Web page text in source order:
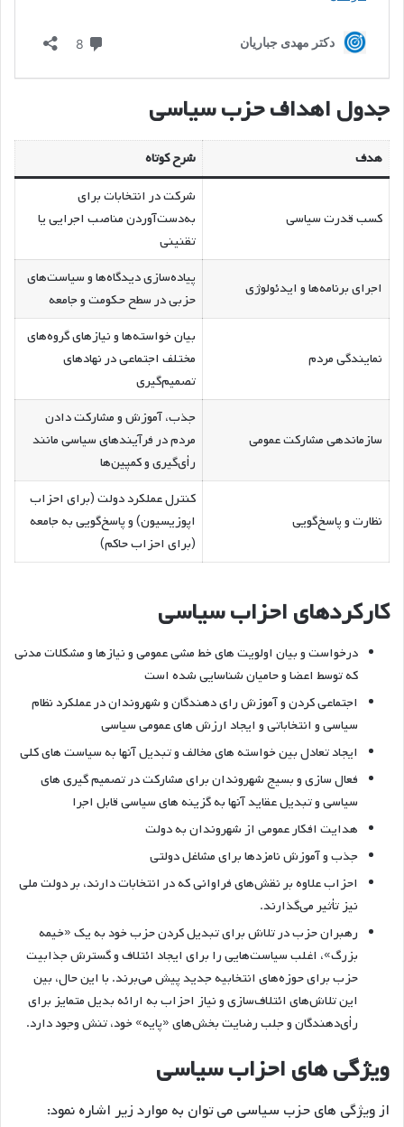
جدول اهداف حزب سیاسی
هدف شرح کوتاه
کسب قدرت سیاسی
شرکت در انتخابات برای
به‌دست‌آوردن مناصب اجرایی یا
تقنینی
اجرای برنامه‌ها و ایدئولوژی
پیاده‌سازی دیدگاه‌ها و سیاست‌های
حزبی در سطح حکومت و جامعه
نمایندگی مردم
بیان خواسته‌ها و نیازهای گروه‌های
مختلف اجتماعی در نهادهای
تصمیم‌گیری
سازماندهی مشارکت عمومی
جذب، آموزش و مشارکت دادن
مردم در فرآیندهای سیاسی مانند
رأی‌گیری و کمپین‌ها
نظارت و پاسخ‌گویی
کنترل عملکرد دولت (برای احزاب
اپوزیسیون) و پاسخ‌گویی به جامعه
(برای احزاب حاکم)
کارکردهای احزاب سیاسی
درخواست و بیان اولویت های خط مشی عمومی و نیازها و مشکلات مدنی
که توسط اعضا و حامیان شناسایی شده است
اجتماعی کردن و آموزش رای دهندگان و شهروندان در عملکرد نظام
سیاسی و انتخاباتی و ایجاد ارزش های عمومی سیاسی
ایجاد تعادل بین خواسته های مخالف و تبدیل آنها به سیاست های کلی
فعال سازی و بسیج شهروندان برای مشارکت در تصمیم گیری های
سیاسی و تبدیل عقاید آنها به گزینه های سیاسی قابل اجرا
هدایت افکار عمومی از شهروندان به دولت
جذب و آموزش نامزدها برای مشاغل دولتی
احزاب علاوه بر نقش‌های فراوانی که در انتخابات دارند، بر دولت ملی
نیز تأثیر می‌گذارند.
رهبران حزب در تلاش برای تبدیل کردن حزب خود به یک «خیمه
بزرگ»، اغلب سیاست‌هایی را برای ایجاد ائتلاف و گسترش جذابیت
حزب برای حوزه‌های انتخابیه جدید پیش می‌برند. با این حال، بین
این تلاش‌های ائتلاف‌سازی و نیاز احزاب به ارائه بدیل متمایز برای
رأی‌دهندگان و جلب رضایت بخش‌های «پایه» خود، تنش وجود دارد.
ویژگی های احزاب سیاسی
از ویژگی های حزب سیاسی می توان به موارد زیر اشاره نمود: